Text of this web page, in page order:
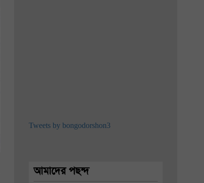
Tweets by bongodorshon3
আমাদের পছন্দ